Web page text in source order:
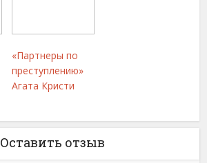
«Партнеры по
преступлению»
Агата Кристи
Оставить отзыв